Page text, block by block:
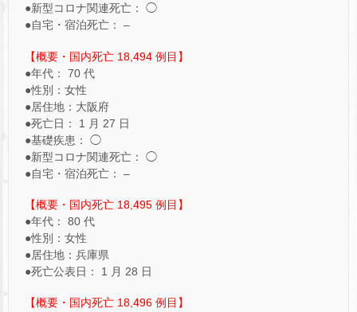
●新型コロナ関連死亡： ◯
●自宅・宿泊死亡： –
【概要・国内死亡 18,494 例目】
●年代： 70 代
●性別：女性
●居住地：大阪府
●死亡日： 1 月 27 日
●基礎疾患： ◯
●新型コロナ関連死亡： ◯
●自宅・宿泊死亡： –
【概要・国内死亡 18,495 例目】
●年代： 80 代
●性別：女性
●居住地：兵庫県
●死亡公表日： 1 月 28 日
【概要・国内死亡 18,496 例目】